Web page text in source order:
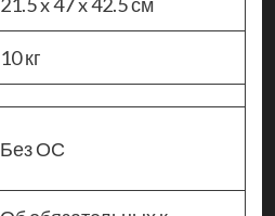
10 кг
Без ОС